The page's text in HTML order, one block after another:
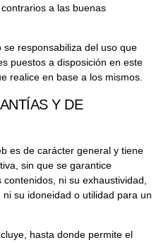
a las buenas
se responsabiliza del uso que
puestos a disposición en este
realice en base a los mismos.
Y DE
es de carácter general y tiene
sin que se garantice
ni su exhaustividad,
su idoneidad o utilidad para un
hasta donde permite el